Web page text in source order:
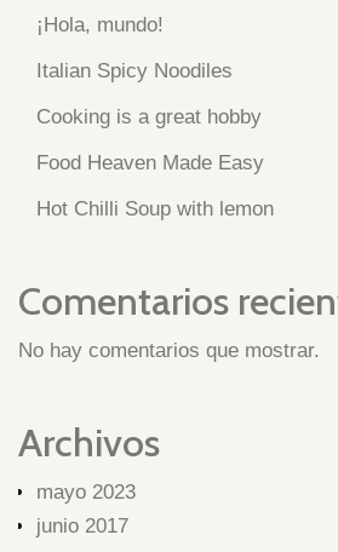
¡Hola, mundo!
Italian Spicy Noodiles
Cooking is a great hobby
Food Heaven Made Easy
Hot Chilli Soup with lemon
Comentarios
No hay comentarios que mostrar.
Archivos
mayo 2023
junio 2017